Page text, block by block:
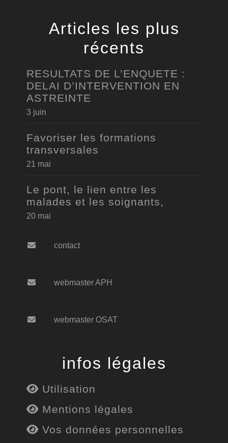
Articles les plus
récents
RESULTATS DE L’ENQUETE :
DELAI D’INTERVENTION EN
ASTREINTE
3 juin
Favoriser les formations
transversales
21 mai
Le pont, le lien entre les
malades et les soignants,
20 mai
contact
webmaster APH
webmaster OSAT
infos légales
Utilisation
Mentions légales
Vos données personnelles